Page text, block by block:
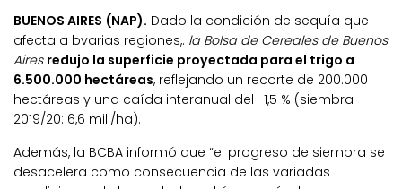
BUENOS AIRES (NAP). Dado la condición de sequía que
afecta a bvarias regiones,. la Bolsa de Cereales de Buenos
Aires redujo la superficie proyectada para el trigo a
6.500.000 hectáreas, reflejando un recorte de 200.000
hectáreas y una caída interanual del -1,5 % (siembra
2019/20: 6,6 mill/ha).
Además, la BCBA informó que “el progreso de siembra se
desacelera como consecuencia de las variadas